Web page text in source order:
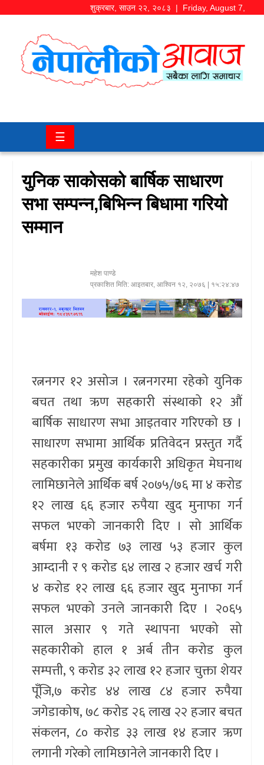
शुक्रबार, साउन २२, २०८३ | Friday, August 7,
समाज/
चितवन
कला/
मनोरञ्जन
बजार
स्वास्थ्य/
रोचक
अन्तर्वार्ता
☰
युनिक साकोसको बार्षिक साधारण
सभा सम्पन्न,बिभिन्न बिधामा गरियो
सम्मान
महेश पाण्डे
प्रकाशित मिति: आइतबार, आश्विन १२, २०७६ | १५:२४:४७
रत्ननगर १२ असोज । रत्ननगरमा रहेको युनिक
बचत तथा ऋण सहकारी संस्थाको १२ औं
बार्षिक साधारण सभा आइतवार गरिएको छ ।
साधारण सभामा आर्थिक प्रतिवेदन प्रस्तुत गर्दै
सहकारीका प्रमुख कार्यकारी अधिकृत मेघनाथ
लामिछानेले आर्थिक बर्ष २०७५/७६ मा ४ करोड
१२ लाख ६६ हजार रुपैया खुद मुनाफा गर्न
सफल भएको जानकारी दिए । सो आर्थिक
बर्षमा १३ करोड ७३ लाख ५३ हजार कुल
आम्दानी र ९ करोड ६४ लाख २ हजार खर्च गरी
४ करोड १२ लाख ६६ हजार खुद मुनाफा गर्न
सफल भएको उनले जानकारी दिए । २०६५
साल असार ९ गते स्थापना भएको सो
सहकारीको हाल १ अर्ब तीन करोड कुल
सम्पत्ती, ९ करोड ३२ लाख १२ हजार चुक्ता शेयर
पूँजि,७ करोड ४४ लाख ८४ हजार रुपैया
जगेडाकोष, ७८ करोड २६ लाख २२ हजार बचत
संकलन, ८० करोड ३३ लाख १४ हजार ऋण
लगानी गरेको लामिछानेले जानकारी दिए ।